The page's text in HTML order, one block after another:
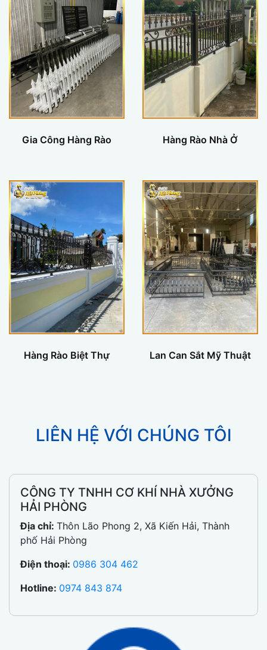
Gia Công Hàng Rào Hàng Rào Nhà Ở
Hàng Rào Biệt Thự Lan Can Sắt Mỹ Thuật
LIÊN HỆ VỚI CHÚNG TÔI
CÔNG TY TNHH CƠ KHÍ NHÀ XƯỞNG
HẢI PHÒNG
Địa chỉ: Thôn Lão Phong 2, Xã Kiến Hải, Thành
phố Hải Phòng
Điện thoại: 0986 304 462
Hotline: 0974 843 874